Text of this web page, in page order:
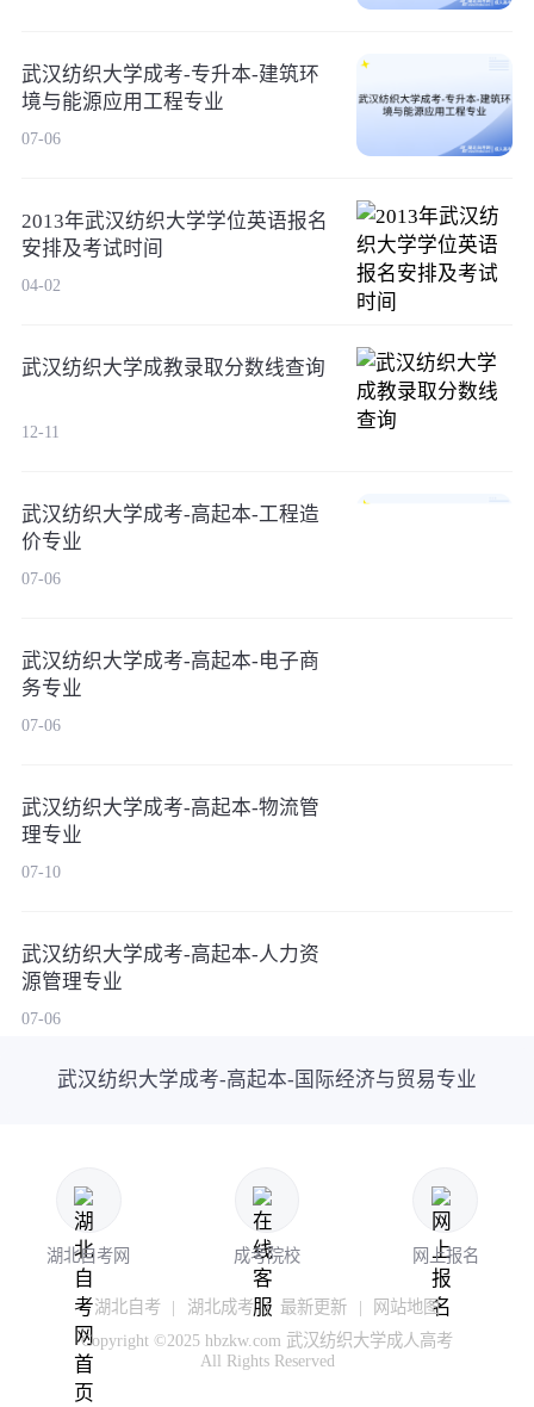
武汉纺织大学成考-专升本-建筑环
境与能源应用工程专业
07-06
2013年武汉纺织大学学位英语报名
安排及考试时间
04-02
武汉纺织大学成教录取分数线查询
12-11
武汉纺织大学成考-高起本-工程造
价专业
07-06
武汉纺织大学成考-高起本-电子商
务专业
07-06
武汉纺织大学成考-高起本-物流管
理专业
07-10
武汉纺织大学成考-高起本-人力资
源管理专业
07-06
武汉纺织大学成考-高起本-国际经济与贸易专业
湖北自考网 成考院校 网上报名
湖北自考 | 湖北成考 | 最新更新 |
网站地图
Copyright ©2025 hbzkw.com 武汉纺织大学成人高考
All Rights Reserved